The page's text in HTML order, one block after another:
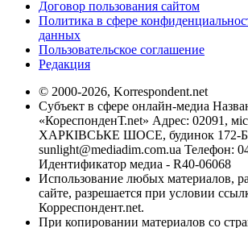
Договор пользования сайтом
Политика в сфере
данных
Пользовательское соглашение
Редакция
© 2000-2026, Korrespondent.net
Субъект в сфере онлайн-медиа
«КореспонденТ.net» Адрес: 02091,
ХАРКІВСЬКЕ ШОСЕ, будинок 172-Б,
sunlight@mediadim.com.ua Телефон:
Идентификатор медиа - R40-06068
Использование любых материалов,
сайте, разрешается при условии
Корреспондент.net.
При копировании материалов со